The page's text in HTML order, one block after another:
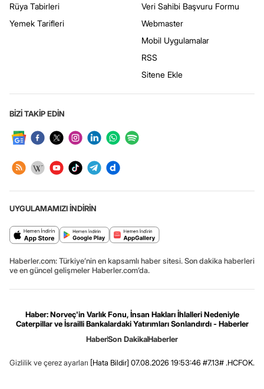
Rüya Tabirleri
Yemek Tarifleri
Veri Sahibi Başvuru Formu
Webmaster
Mobil Uygulamalar
RSS
Sitene Ekle
BİZİ TAKİP EDİN
UYGULAMAMIZI İNDİRİN
Haberler.com: Türkiye’nin en kapsamlı haber sitesi. Son dakika haberleri
ve en güncel gelişmeler Haberler.com’da.
Haber: Norveç'in Varlık Fonu, İnsan Hakları İhlalleri Nedeniyle
Caterpillar ve İsrailli Bankalardaki Yatırımları Sonlandırdı - Haberler
HaberSon DakikaHaberler
Gizlilik ve çerez ayarları [Hata Bildir] 07.08.2026 19:53:46 #7.13# .HCFOK.